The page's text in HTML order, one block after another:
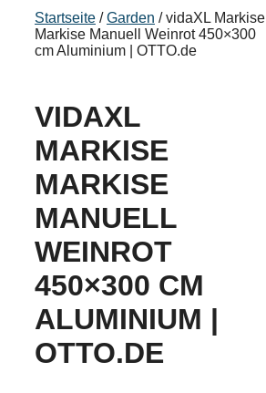
Startseite /Garden / vidaXL Markise
Markise Manuell Weinrot 450×300
cm Aluminium | OTTO.de
VIDAXL
MARKISE
MARKISE
MANUELL
WEINROT
450×300 CM
ALUMINIUM |
OTTO.DE